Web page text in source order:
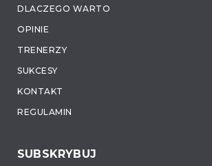
DLACZEGO WARTO
OPINIE
TRENERZY
SUKCESY
KONTAKT
REGULAMIN
SUBSKRYBUJ